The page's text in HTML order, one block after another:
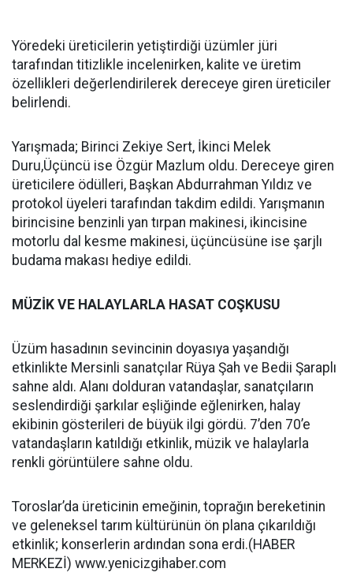
Yöredeki üreticilerin yetiştirdiği üzümler jüri
tarafından titizlikle incelenirken, kalite ve üretim
özellikleri değerlendirilerek dereceye giren üreticiler
belirlendi.
Yarışmada; Birinci Zekiye Sert, İkinci Melek
Duru,Üçüncü ise Özgür Mazlum oldu. Dereceye giren
üreticilere ödülleri, Başkan Abdurrahman Yıldız ve
protokol üyeleri tarafından takdim edildi. Yarışmanın
birincisine benzinli yan tırpan makinesi, ikincisine
motorlu dal kesme makinesi, üçüncüsüne ise şarjlı
budama makası hediye edildi.
MÜZİK VE HALAYLARLA HASAT COŞKUSU
Üzüm hasadının sevincinin doyasıya yaşandığı
etkinlikte Mersinli sanatçılar Rüya Şah ve Bedii Şaraplı
sahne aldı. Alanı dolduran vatandaşlar, sanatçıların
seslendirdiği şarkılar eşliğinde eğlenirken, halay
ekibinin gösterileri de büyük ilgi gördü. 7’den 70’e
vatandaşların katıldığı etkinlik, müzik ve halaylarla
renkli görüntülere sahne oldu.
Toroslar’da üreticinin emeğinin, toprağın bereketinin
ve geleneksel tarım kültürünün ön plana çıkarıldığı
etkinlik; konserlerin ardından sona erdi.(HABER
MERKEZİ) www.yenicizgihaber.com